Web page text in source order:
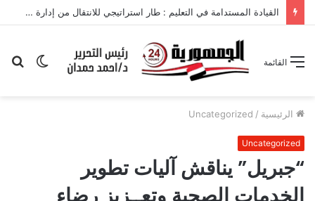
الوضع
القائمة
الرئيسية /
Uncategorized
Uncategorized
“جبريل” يناقش آليات تطوير